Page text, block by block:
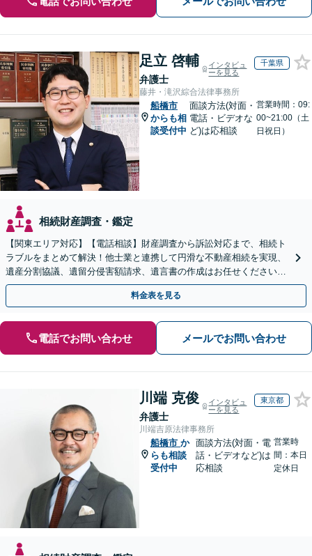
足立 啓輔
弁護士
インタビュ
ーを見る
千葉県
藤井・滝沢綜合法律事務所
船橋市
からも相
談受付中
面談方法(対面・
電話・ビデオな
ど)は応相談
営業時間：09:
00~21:00（土
日祝日）
相続財産調査・鑑定
【関東エリア対応】【電話相談】財産調査から訴訟対応まで、相続ト
ラブルをまとめて解決！他士業と連携して円滑な不動産相続を実現、
遺産分割協議、遺留分侵害額請求、遺言書の作成はお任せください。
明確な料金体系【オンライン面談可能】
料金表を見る
電話でお問い合わせ メールでお問い合わせ
川端 克俊
弁護士
インタビュ
ーを見る
東京都
川端吉原法律事務所
船橋市 か
らも相談
受付中
面談方法(対面・電
話・ビデオなど)は
応相談
営業時
間：本日
定休日